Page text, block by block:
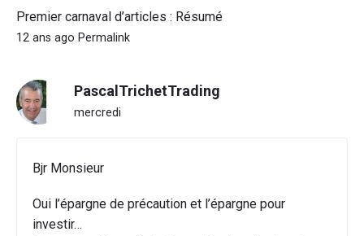
Premier carnaval d’articles : Résumé
12 ans ago Permalink
PascalTrichetTrading
mercredi
Bjr Monsieur
Oui l’épargne de précaution et l’épargne pour
investir…